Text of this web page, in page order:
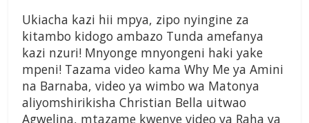
Ukiacha kazi hii mpya, zipo nyingine za
kitambo kidogo ambazo Tunda amefanya
kazi nzuri! Mnyonge mnyongeni haki yake
mpeni! Tazama video kama Why Me ya Amini
na Barnaba, video ya wimbo wa Matonya
aliyomshirikisha Christian Bella uitwao
Agwelina, mtazame kwenye video ya Raha ya